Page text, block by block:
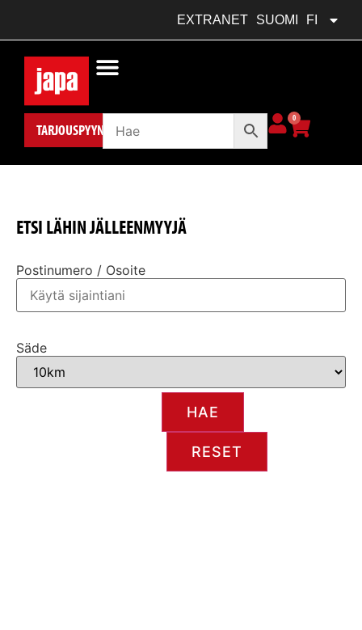
SUOMI FI
POLSKI
PL
EXTRANET
0
TARJOUSPYYNTÖ
ETSI LÄHIN JÄLLEENMYYJÄ
Postinumero / Osoite
Säde